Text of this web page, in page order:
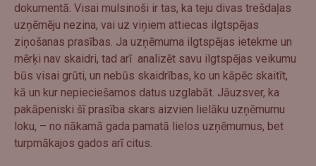
dokumentā. Visai mulsinoši ir tas, ka teju divas trešdaļas
uzņēmēju nezina, vai uz viņiem attiecas ilgtspējas
ziņošanas prasības. Ja uzņēmuma ilgtspējas ietekme un
mērķi nav skaidri, tad arī analizēt savu ilgtspējas veikumu
būs visai grūti, un nebūs skaidrības, ko un kāpēc skaitīt,
kā un kur nepieciešamos datus uzglabāt. Jāuzsver, ka
pakāpeniski šī prasība skars aizvien lielāku uzņēmumu
loku, – no nākamā gada pamatā lielos uzņēmumus, bet
turpmākajos gados arī citus.